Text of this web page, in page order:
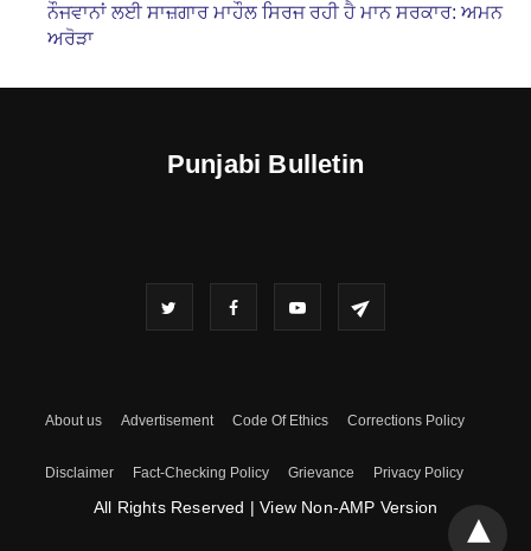
ਨੌਜਵਾਨਾਂ ਲਈ ਸਾਜ਼ਗਾਰ ਮਾਹੌਲ ਸਿਰਜ ਰਹੀ ਹੈ ਮਾਨ ਸਰਕਾਰ: ਅਮਨ
ਅਰੋੜਾ
Punjabi Bulletin
About us Advertisement Code Of Ethics Corrections Policy
Disclaimer Fact-Checking Policy Grievance Privacy Policy
All Rights Reserved | View Non-AMP Version